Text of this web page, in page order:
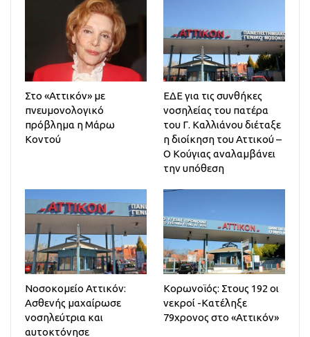
Στο «Αττικόν» με
πνευμονολογικό
πρόβλημα η Μάρω
Κοντού
ΕΔΕ για τις συνθήκες
νοσηλείας του πατέρα
του Γ. Καλλιάνου διέταξε
η διοίκηση του Αττικού –
Ο Κούγιας αναλαμβάνει
την υπόθεση
Νοσοκομείο Αττικόν:
Ασθενής μαχαίρωσε
νοσηλεύτρια και
αυτοκτόνησε
Κορωνοϊός: Στους 192 οι
νεκροί -Κατέληξε
79χρονος στο «Αττικόν»